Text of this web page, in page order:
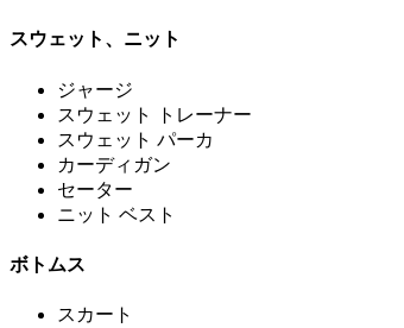
スウェット、ニット
ジャージ
スウェット トレーナー
スウェット パーカ
カーディガン
セーター
ニット ベスト
ボトムス
スカート